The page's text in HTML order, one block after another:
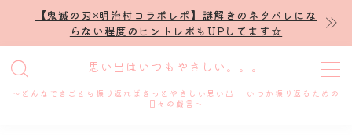
【鬼滅の刃×明治村コラボレポ】謎解きのネタバレにな
らない程度のヒントレポもUPしてます☆
思い出はいつもやさしい。。。
～どんなできごとも振り返ればきっとやさしい思い出 いつか振り返るための
日々の戯言～
MENU